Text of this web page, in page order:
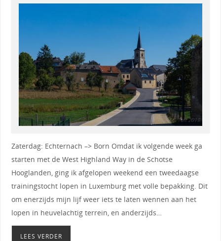
Zaterdag: Echternach –> Born Omdat ik volgende week ga
starten met de West Highland Way in de Schotse
Hooglanden, ging ik afgelopen weekend een tweedaagse
trainingstocht lopen in Luxemburg met volle bepakking. Dit
om enerzijds mijn lijf weer iets te laten wennen aan het
lopen in heuvelachtig terrein, en anderzijds…
LEES VERDER